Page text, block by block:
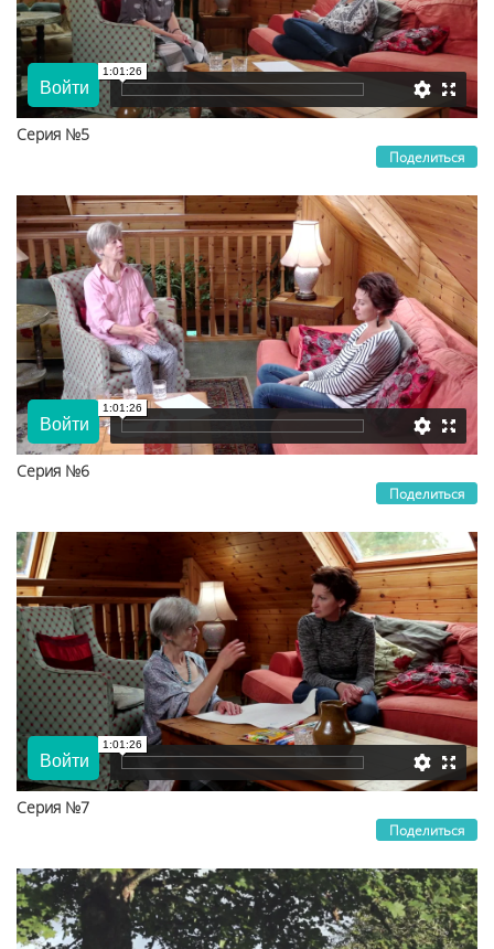
Поделиться
Серия №5
Поделиться
Серия №6
Поделиться
Серия №7